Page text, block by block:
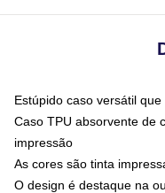
Estúpido caso versátil
Caso TPU absorvente de
impressão
As cores são tinta
O design é destaque na